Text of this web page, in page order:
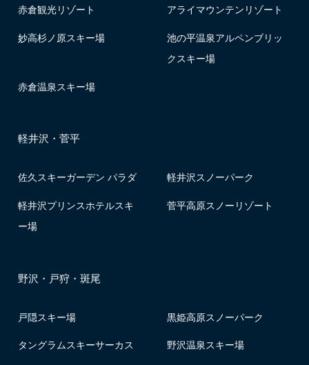
赤倉観光リゾート アライマウンテンリゾート
妙高杉ノ原スキー場
池の平温泉アルペンブリッ
クスキー場
赤倉温泉スキー場
軽井沢・菅平
佐久スキーガーデン パラダ 軽井沢スノーパーク
軽井沢プリンスホテルスキ
ー場
菅平高原スノーリゾート
野沢・戸狩・斑尾
戸隠スキー場 黒姫高原スノーパーク
タングラムスキーサーカス 野沢温泉スキー場